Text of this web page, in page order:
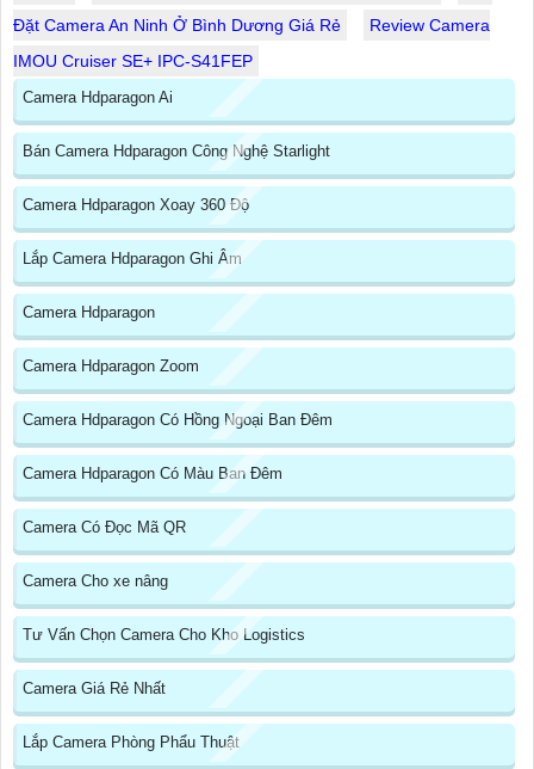
Đặt Camera An Ninh Ở Bình Dương Giá Rẻ
Review Camera
IMOU Cruiser SE+ IPC-S41FEP
Camera Hdparagon Ai
Bán Camera Hdparagon Công Nghệ Starlight
Camera Hdparagon Xoay 360 Độ
Lắp Camera Hdparagon Ghi Âm
Camera Hdparagon
Camera Hdparagon Zoom
Camera Hdparagon Có Hồng Ngoại Ban Đêm
Camera Hdparagon Có Màu Ban Đêm
Camera Có Đọc Mã QR
Camera Cho xe nâng
Tư Vấn Chọn Camera Cho Kho Logistics
Camera Giá Rẻ Nhất
Lắp Camera Phòng Phẩu Thuật